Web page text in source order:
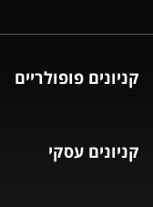
קניונים פופולריים
קניונים עסקי